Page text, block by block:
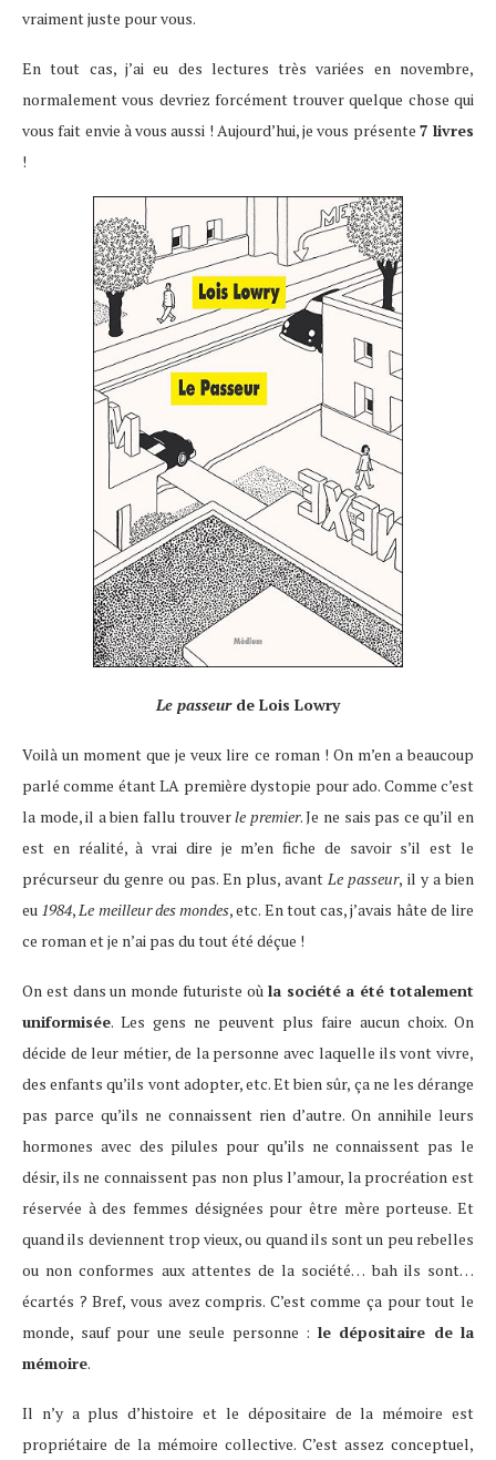
vraiment juste pour vous.
En tout cas, j’ai eu des lectures très variées en novembre,
normalement vous devriez forcément trouver quelque chose qui
vous fait envie à vous aussi ! Aujourd’hui, je vous présente 7 livres
!
Le passeurde Lois Lowry
Voilà un moment que je veux lire ce roman ! On m’en a beaucoup
parlé comme étant LA première dystopie pour ado. Comme c’est
la mode, il a bien fallu trouverle premier. Je ne sais pas ce qu’il en
est en réalité, à vrai dire je m’en fiche de savoir s’il est le
précurseur du genre ou pas. En plus, avant Le passeur, il y a bien
eu 1984, Le meilleur des mondes, etc. En tout cas, j’avais hâte de lire
ce roman et je n’ai pas du tout été déçue !
On est dans un monde futuriste où la société a été totalement
uniformisée. Les gens ne peuvent plus faire aucun choix. On
décide de leur métier, de la personne avec laquelle ils vont vivre,
des enfants qu’ils vont adopter, etc. Et bien sûr, ça ne les dérange
pas parce qu’ils ne connaissent rien d’autre. On annihile leurs
hormones avec des pilules pour qu’ils ne connaissent pas le
désir, ils ne connaissent pas non plus l’amour, la procréation est
réservée à des femmes désignées pour être mère porteuse. Et
quand ils deviennent trop vieux, ou quand ils sont un peu rebelles
ou non conformes aux attentes de la société… bah ils sont…
écartés ? Bref, vous avez compris. C’est comme ça pour tout le
monde, sauf pour une seule personne : le dépositaire de la
mémoire.
Il n’y a plus d’histoire et le dépositaire de la mémoire est
propriétaire de la mémoire collective. C’est assez conceptuel,